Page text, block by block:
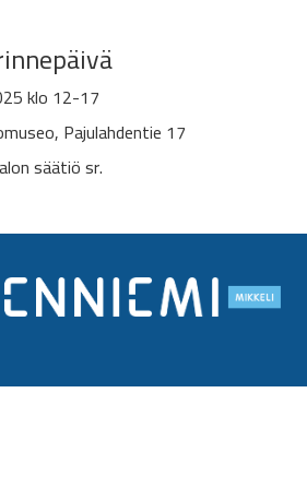
klo 12-17
Pajulahdentie 17
säätiö sr.